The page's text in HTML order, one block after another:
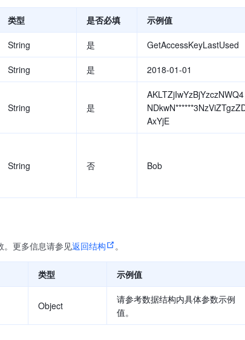
类型 是否必填 示例值
String 是 GetAccessKeyLastUsed
String 是 2018-01-01
String 是
AKLTZjIwYzBjYzczNWQ4
AxYjE
String 否 Bob
。更多信息请参见返回结构 。
类型 示例值
Object
请参考数据结构内具体参数示例
值。